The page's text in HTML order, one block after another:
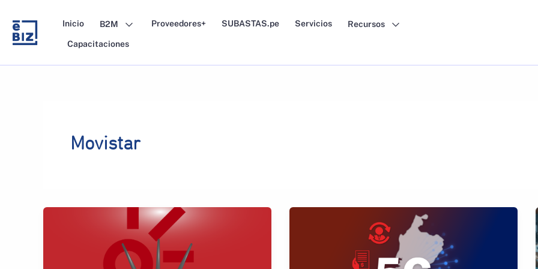
content
Inicio B2M Proveedores+ SUBASTAS.pe Servicios Recursos
Capacitaciones
Movistar